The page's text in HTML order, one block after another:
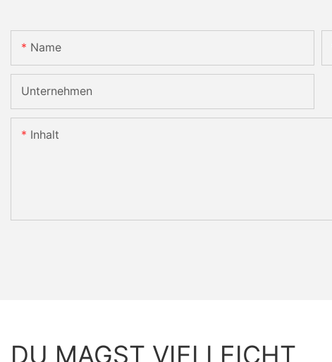
Name
Unternehmen
Inhalt
DU MAGST VIELLEICHT